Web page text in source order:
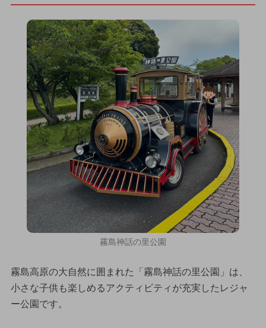
霧島神話の里公園
霧島高原の大自然に囲まれた「霧島神話の里公園」は、
小さな子供も楽しめるアクティビティが充実したレジャ
ー公園です。